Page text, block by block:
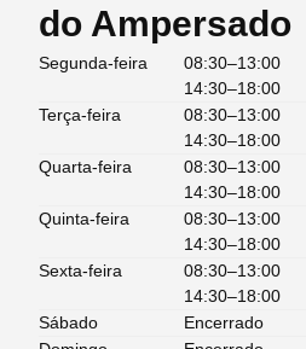
do Ampersado
Segunda-feira
08:30–13:00
14:30–18:00
Terça-feira
08:30–13:00
14:30–18:00
Quarta-feira
08:30–13:00
14:30–18:00
Quinta-feira
08:30–13:00
14:30–18:00
Sexta-feira
08:30–13:00
14:30–18:00
Sábado
Encerrado